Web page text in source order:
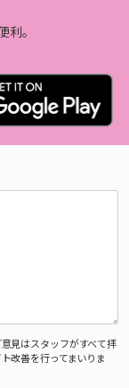
利。
見はスタッフがすべて拝
改善を行ってまいりま